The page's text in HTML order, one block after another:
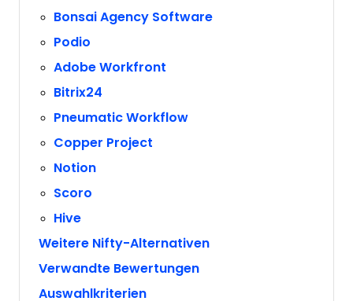
Bonsai Agency Software
Podio
Adobe Workfront
Bitrix24
Pneumatic Workflow
Copper Project
Notion
Scoro
Hive
Weitere Nifty-Alternativen
Verwandte Bewertungen
Auswahlkriterien